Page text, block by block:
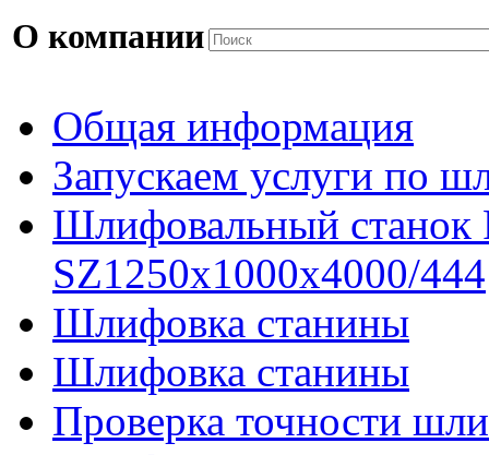
О компании
Общая информация
Запускаем услуги по
Шлифовальный
SZ1250x1000x4000/444
Шлифовка станины
Шлифовка станины
Проверка точности